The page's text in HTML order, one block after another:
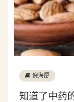
倪海厦
知道了中药